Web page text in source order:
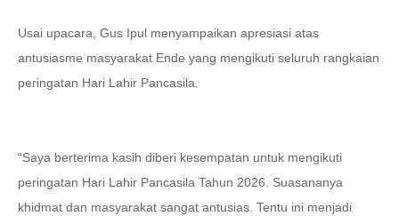
Usai upacara, Gus Ipul menyampaikan apresiasi atas
antusiasme masyarakat Ende yang mengikuti seluruh rangkaian
peringatan Hari Lahir Pancasila.
“Saya berterima kasih diberi kesempatan untuk mengikuti
peringatan Hari Lahir Pancasila Tahun 2026. Suasananya
khidmat dan masyarakat sangat antusias. Tentu ini menjadi